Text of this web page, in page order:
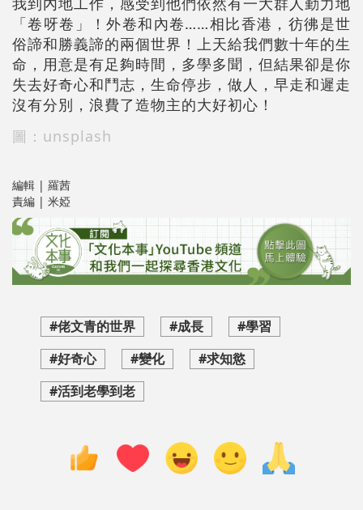
「卷呀卷」！外卷和內卷……相比香港，彷彿是世
俗諦和勝義諦的兩個世界！上天給我們數十年的生
命，用意是有足夠時間，多學多聞，但結果卻是你
失去好奇心和鬥志，生命停步，做人，早走和遲走
沒有分別，浪費了造物主的大好初心！
圖：unsplash
編輯 | 羅茜
責編 | 米婭
#佬文青的世界 #成長
#學習
#好奇心
#變化
#求知慾
#活到老學到老